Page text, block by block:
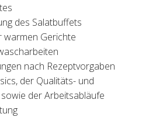
des Salatbuffets
warmen Gerichte
nach Rezeptvorgaben
der Qualitäts- und
der Arbeitsabläufe